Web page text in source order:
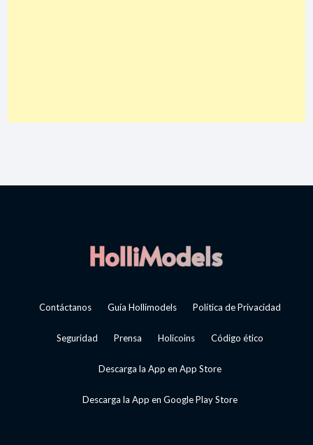
Contáctanos Guía Hollimodels Política de Privacidad
Seguridad Prensa Holicoins Código ético
Descarga la App en App Store
Descarga la App en Google Play Store